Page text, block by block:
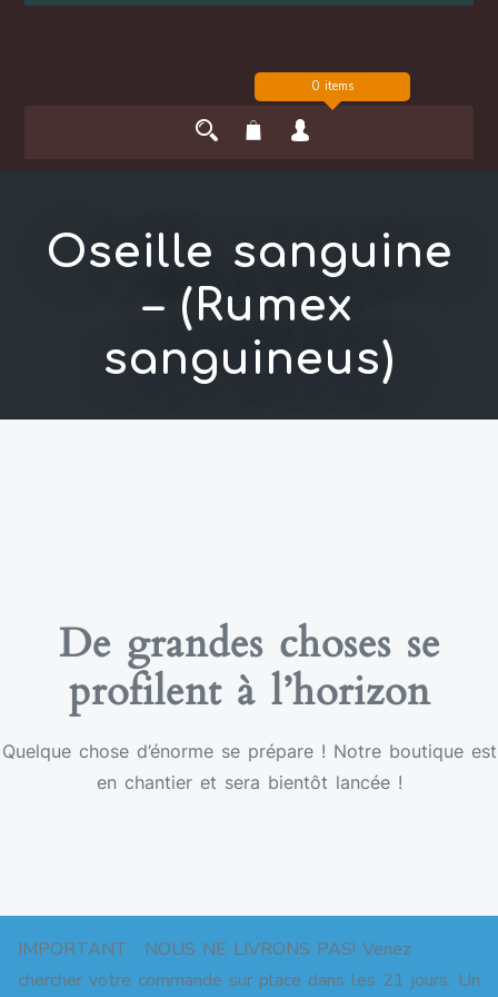
IMPORTANT : NOUS NE LIVRONS PAS! Venez
chercher votre commande sur place dans les 21 jours. Un
0 items
Oseille sanguine
– (Rumex
sanguineus)
De grandes choses se
profilent à l’horizon
Quelque chose d’énorme se prépare ! Notre boutique est
en chantier et sera bientôt lancée !